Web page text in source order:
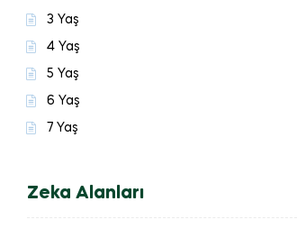
3 Yaş
4 Yaş
5 Yaş
6 Yaş
7 Yaş
Zeka Alanları